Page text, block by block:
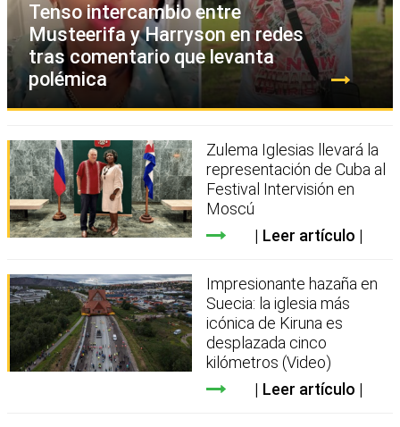
Tenso intercambio entre
Musteerifa y Harryson en redes
tras comentario que levanta
polémica
Zulema Iglesias llevará la
representación de Cuba al
Festival Intervisión en
Moscú
Leer artículo
Impresionante hazaña en
Suecia: la iglesia más
icónica de Kiruna es
desplazada cinco
kilómetros (Video)
Leer artículo